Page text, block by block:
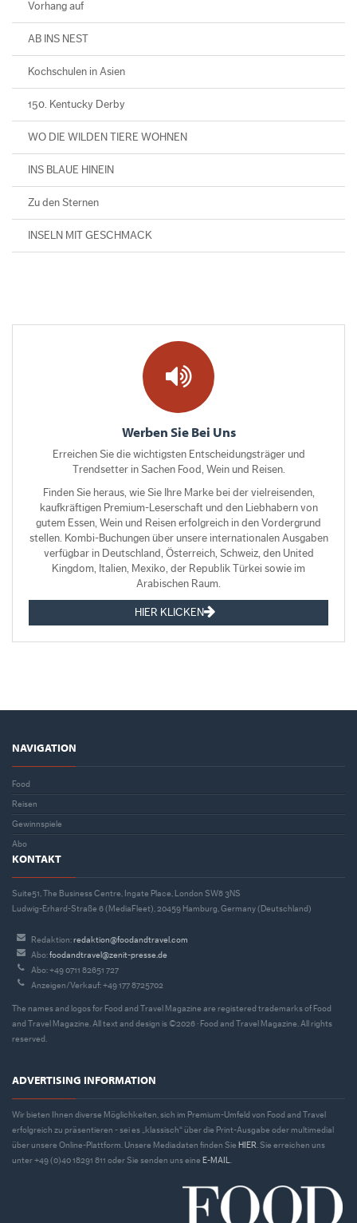
Vorhang auf
AB INS NEST
Kochschulen in Asien
150. Kentucky Derby
WO DIE WILDEN TIERE WOHNEN
INS BLAUE HINEIN
Zu den Sternen
INSELN MIT GESCHMACK
Werben Sie Bei Uns
Erreichen Sie die wichtigsten Entscheidungsträger und
Trendsetter in Sachen Food, Wein und Reisen.
Finden Sie heraus, wie Sie Ihre Marke bei der vielreisenden,
kaufkräftigen Premium-Leserschaft und den Liebhabern von
gutem Essen, Wein und Reisen erfolgreich in den Vordergrund
stellen. Kombi-Buchungen über unsere internationalen Ausgaben
verfügbar in Deutschland, Österreich, Schweiz, den United
Kingdom, Italien, Mexiko, der Republik Türkei sowie im
Arabischen Raum.
HIER KLICKEN
NAVIGATION
Food
Reisen
Gewinnspiele
Abo
KONTAKT
Suite51, The Business Centre, Ingate Place, London SW8 3NS
Ludwig-Erhard-Straße 6 (MediaFleet), 20459 Hamburg, Germany (Deutschland)
Redaktion:redaktion@foodandtravel.com
Abo:foodandtravel@zenit-presse.de
Abo: +49 0711 82651 727
Anzeigen/Verkauf: +49 177 8725702
The names and logos for Food and Travel Magazine are registered trademarks of Food
and Travel Magazine. All text and design is ©2026 · Food and Travel Magazine. All rights
reserved.
ADVERTISING INFORMATION
Wir bieten Ihnen diverse Möglichkeiten, sich im Premium-Umfeld von Food and Travel
erfolgreich zu präsentieren - sei es „klassisch“ über die Print-Ausgabe oder multimedial
über unsere Online-Plattform. Unsere Mediadaten finden Sie HIER. Sie erreichen uns
unter +49 (0)40 18291 811 oder Sie senden uns eine E-MAIL.